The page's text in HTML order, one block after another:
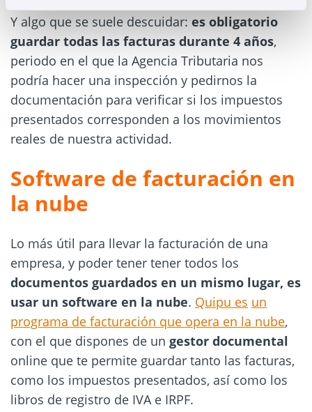
Y algo que se suele descuidar: es obligatorio
guardar todas las facturas durante 4 años,
periodo en el que la Agencia Tributaria nos
podría hacer una inspección y pedirnos la
documentación para verificar si los impuestos
presentados corresponden a los movimientos
reales de nuestra actividad.
Software de facturación en
la nube
Lo más útil para llevar la facturación de una
empresa, y poder tener tener todos los
documentos guardados en un mismo lugar, es
usar un software en la nube. Quipu es un
programa de facturación que opera en la nube,
con el que dispones de un gestor documental
online que te permite guardar tanto las facturas,
como los impuestos presentados, así como los
libros de registro de IVA e IRPF.